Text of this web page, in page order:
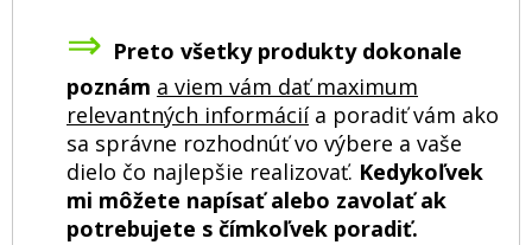
⇒ Preto všetky produkty dokonale
poznám a viem vám dať maximum
relevantných informáciía poradiť vám ako
sa správne rozhodnúť vo výbere a vaše
dielo čo najlepšie realizovať. Kedykoľvek
mi môžete napísať alebo zavolať ak
potrebujete s čímkoľvek poradiť.